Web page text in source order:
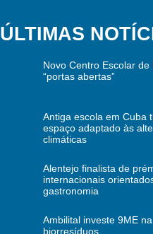
ÚLTIMAS
Novo Centro Escolar de
“portas abertas”
Antiga escola em Cuba
espaço adaptado às
climáticas
Alentejo finalista de
internacionais
gastronomia
Ambilital investe 9ME
biorresíduos